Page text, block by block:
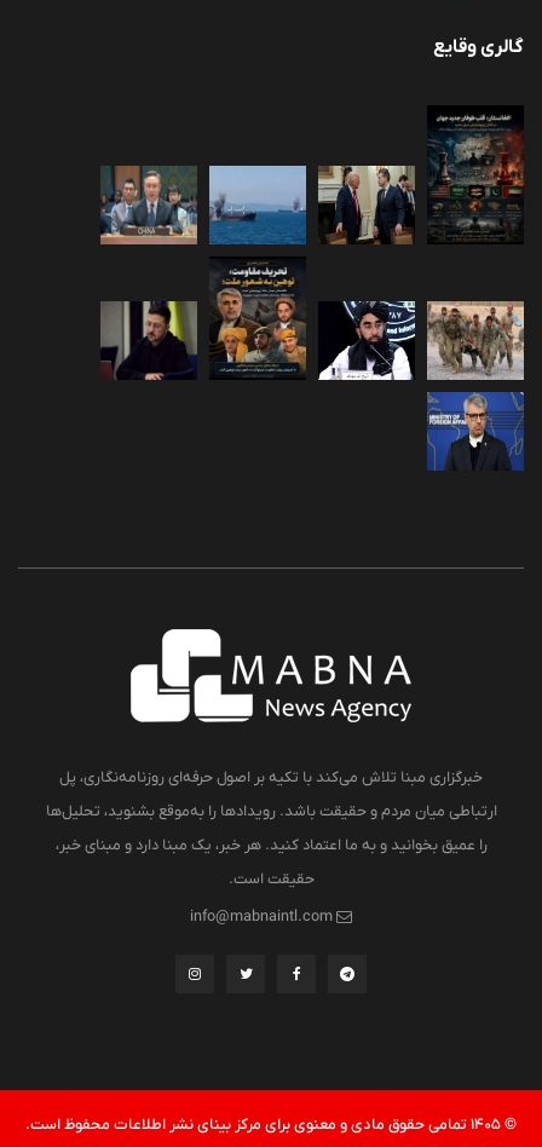
گالری وقایع
خبرگزاری مبنا تلاش می‌کند با تکیه بر اصول حرفه‌ای روزنامه‌نگاری، پل
ارتباطی میان مردم و حقیقت باشد. رویدادها را به‌موقع بشنوید، تحلیل‌ها
را عمیق بخوانید و به ما اعتماد کنید. هر خبر، یک مبنا دارد و مبنای خبر،
حقیقت است.
info@mabnaintl.com
© 1405 تمامی حقوق مادی و معنوی برای مرکز بینای نشر اطلاعات محفوظ است.